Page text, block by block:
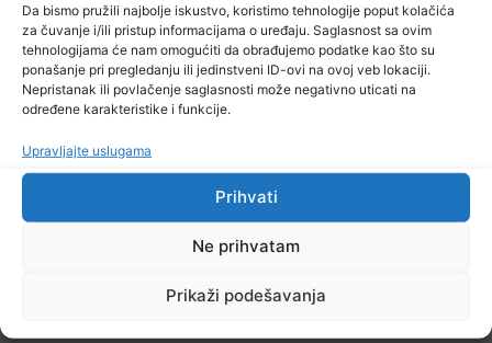
Da bismo pružili najbolje iskustvo, koristimo tehnologije poput kolačića
za čuvanje i/ili pristup informacijama o uređaju. Saglasnost sa ovim
tehnologijama će nam omogućiti da obrađujemo podatke kao što su
ponašanje pri pregledanju ili jedinstveni ID-ovi na ovoj veb lokaciji.
Nepristanak ili povlačenje saglasnosti može negativno uticati na
određene karakteristike i funkcije.
Upravljajte uslugama
Prihvati
Ne prihvatam
Prikaži podešavanja
7 Augusta, 2026
Zenički rudari još uvijek u jami, poznato zdravstveno stanje